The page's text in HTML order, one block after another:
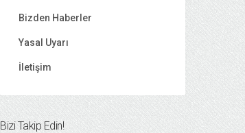
Bizden Haberler
Yasal Uyarı
İletişim
Bizi Takip Edin!